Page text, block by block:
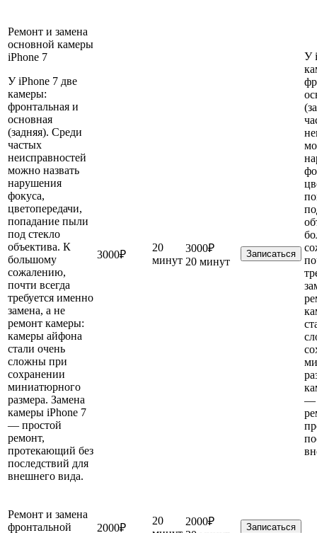
Ремонт и замена
основной камеры
iPhone 7
У iPhone 7 две
камеры:
фронтальная и
основная
(задняя). Среди
частых
неисправностей
можно назвать
нарушения
фокуса,
цветопередачи,
попадание пыли
под стекло
объектива. К
большому
сожалению,
почти всегда
требуется именно
замена, а не
ремонт камеры:
камеры айфона
стали очень
сложны при
сохранении
миниатюрного
размера. Замена
камеры iPhone 7
— простой
ремонт,
протекающий без
последствий для
внешнего вида.
3000₽
20
минут
3000₽
20 минут
Записаться
У
—
Ремонт и замена
фронтальной
2000₽
20
2000₽
Записаться